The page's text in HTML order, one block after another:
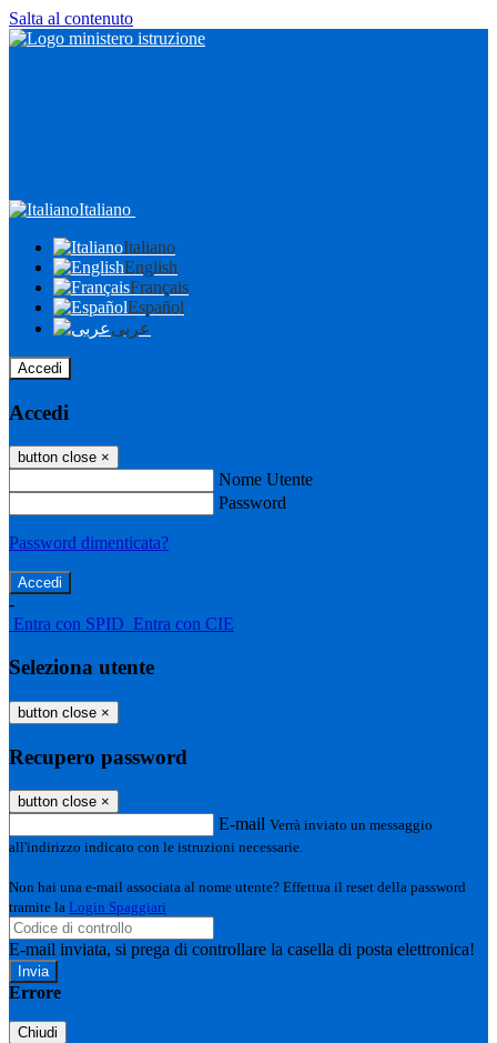
Salta al contenuto
Italiano
Italiano
English
Français
Español
عربى
Accedi
Accedi
button close ×
Nome Utente
Password
Password dimenticata?
-
Entra con SPID Entra con CIE
Seleziona utente
button close ×
Recupero password
button close ×
E-mail Verrà inviato un messaggio
all'indirizzo indicato con le istruzioni necessarie.
Non hai una e-mail associata al nome utente? Effettua il reset della password
tramite la Login Spaggiari
E-mail inviata, si prega di controllare la casella di posta elettronica!
Errore
Chiudi